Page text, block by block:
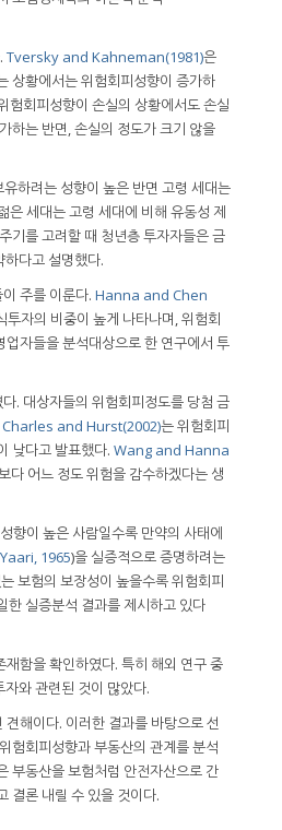
Tversky and Kahneman(1981)은
상황에서는 위험회피성향이 증가하
험회피성향이 손실의 상황에서도 손실
하는 반면, 손실의 정도가 크기 않을
하려는 성향이 높은 반면 고령 세대는
은 세대는 고령 세대에 비해 유동성 제
기를 고려할 때 청년층 투자자들은 금
다고 설명했다.
주를 이룬다. Hanna and Chen
자의 비중이 높게 나타나며, 위험회
업자들을 분석대상으로 한 연구에서 투
. 대상자들의 위험회피정도를 당첨 금
Charles and Hurst(2002)는 위험회피
낮다고 발표했다. Wang and Hanna
다 어느 정도 위험을 감수하겠다는 생
향이 높은 사람일수록 만약의 사태에
Yaari, 1965)을 실증적으로 증명하려는
보험의 보장성이 높을수록 위험회피
한 실증분석 결과를 제시하고 있다
함을 확인하였다. 특히 해외 연구 중
와 관련된 것이 많았다.
해이다. 이러한 결과를 바탕으로 선
험회피성향과 부동산의 관계를 분석
부동산을 보험처럼 안전자산으로 간
결론 내릴 수 있을 것이다.